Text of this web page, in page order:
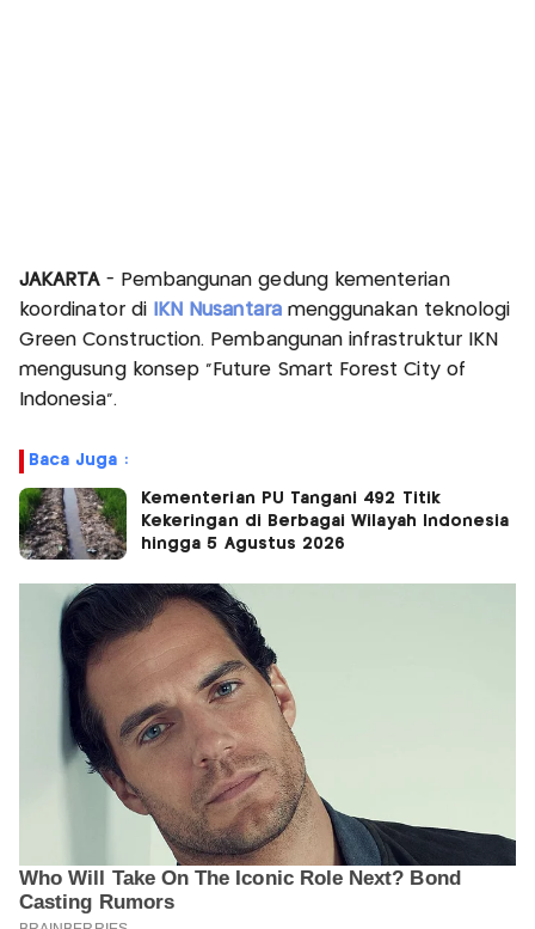
JAKARTA- Pembangunan gedung kementerian
koordinator di
IKN Nusantaramenggunakan teknologi
Green Construction. Pembangunan infrastruktur IKN
mengusung konsep “Future Smart Forest City of
Indonesia”.
Baca Juga :
Kementerian PU Tangani 492 Titik
Kekeringan di Berbagai Wilayah Indonesia
hingga 5 Agustus 2026